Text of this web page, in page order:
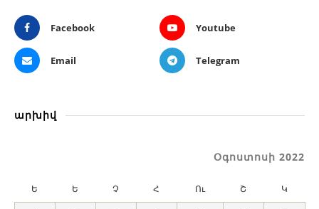
Facebook Youtube
Email Telegram
արխիվ
Օգոստոսի 2022
Ե Ե Չ Հ Ու Շ Կ